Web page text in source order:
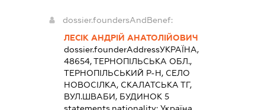
dossier.foundersAndBenef:
ЛЕСІК АНДРІЙ АНАТОЛІЙОВИЧ
dossier.founderAddressУКРАЇНА,
48654, ТЕРНОПІЛЬСЬКА ОБЛ.,
ТЕРНОПІЛЬСЬКИЙ Р-Н, СЕЛО
НОВОСІЛКА, СКАЛАТСЬКА ТГ,
ВУЛ.ШВАБИ, БУДИНОК 5
statements.nationality: Україна